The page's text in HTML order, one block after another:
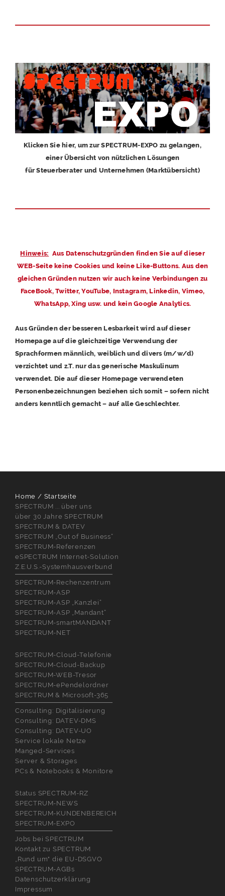
Klicken Sie hier, um zur SPECTRUM-EXPO zu gelangen,
einer Übersicht von nützlichen Lösungen
für Steuerberater und Unternehmen (Marktübersicht)
Hinweis: Aus Datenschutzgründen finden Sie auf dieser
WEB-Seite keine Cookies und keine Like-Buttons. Aus den
gleichen Gründen nutzen wir auch keine Verbindungen zu
FaceBook, Twitter, YouTube, Instagram, Linkedin, Vimeo,
WhatsApp, Xing usw. und kein Google Analytics.
Aus Gründen der besseren Lesbarkeit wird auf dieser
Homepage auf die gleichzeitige Verwendung der
Sprachformen männlich, weiblich und divers (m/w/d)
verzichtet und z.T. nur das generische Maskulinum
verwendet. Die auf dieser Homepage verwendeten
Personenbezeichnungen beziehen sich somit – sofern nicht
anders kenntlich gemacht – auf alle Geschlechter.
Home / Startseite
SPECTRUM ... über uns
über 30 Jahre SPECTRUM
SPECTRUM & DATEV
SPECTRUM „Out of Business“
SPECTRUM-Referenzen
eSPECTRUM Internet-Solution
Z.E.U.S.-Systemhausverbund
SPECTRUM-Rechenzentrum
SPECTRUM-ASP
SPECTRUM-ASP „Kanzlei“
SPECTRUM-ASP „Mandant“
SPECTRUM-smartMANDANT
SPECTRUM-NET
SPECTRUM-Cloud-Telefonie
SPECTRUM-Cloud-Backup
SPECTRUM-WEB-Tresor
SPECTRUM-ePendelordner
SPECTRUM & Microsoft-365
Consulting: Digitalisierung
Consulting: DATEV-DMS
Consulting: DATEV-UO
Service lokale Netze
Manged-Services
Server & Storages
PCs & Notebooks & Monitore
Status SPECTRUM-RZ
SPECTRUM-NEWS
SPECTRUM-KUNDENBEREICH
SPECTRUM-EXPO
Jobs bei SPECTRUM
Kontakt zu SPECTRUM
„Rund um" die EU-DSGVO
SPECTRUM-AGBs
Datenschutzerklärung
Impressum